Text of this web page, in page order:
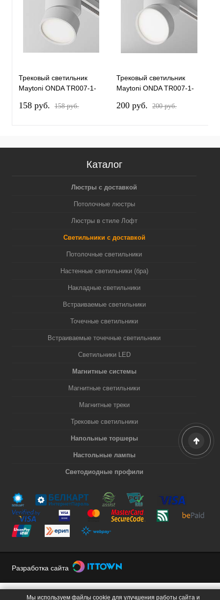
Трековый светильник
Maytoni ONDA TR007-1-
158 pуб. 158 pуб.
Трековый светильник
Maytoni ONDA TR007-1-
200 pуб. 200 pуб.
Каталог
Люстры с доставкой
Потолочные люстры
Люстры в стиле Лофт
Светильники с доставкой
Потолочные светильники
Настенные светильники (бра)
Накладные светильники
Встраиваемые светильники
Точечные светильники
Встраиваемые точечные светильники
Светильники LED
Магнитные системы
Магнитные светильники
Магнитные треки
Трековые светильники
Напольные торшеры
Настольные лампы
Светодиодные профили
Разработка сайта
Мы используем файлы cookie для улучшения работы сайта и